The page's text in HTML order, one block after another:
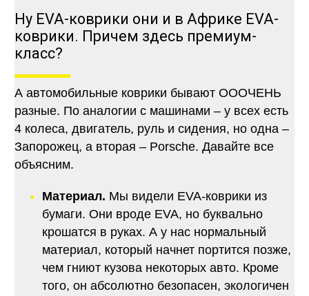
Ну EVA-коврики они и в Африке EVA-
коврики. Причем здесь премиум-
класс?
А автомобильные коврики бывают ОООЧЕНЬ
разные. По аналогии с машинами – у всех есть
4 колеса, двигатель, руль и сидения, но одна –
Запорожец, а вторая – Porsche. Давайте все
объясним.
Материал. Мы видели EVA-коврики из
бумаги. Они вроде EVA, но буквально
крошатся в руках. А у нас нормальный
материал, который начнет портится позже,
чем гниют кузова некоторых авто. Кроме
того, он абсолютно безопасен, экологичен